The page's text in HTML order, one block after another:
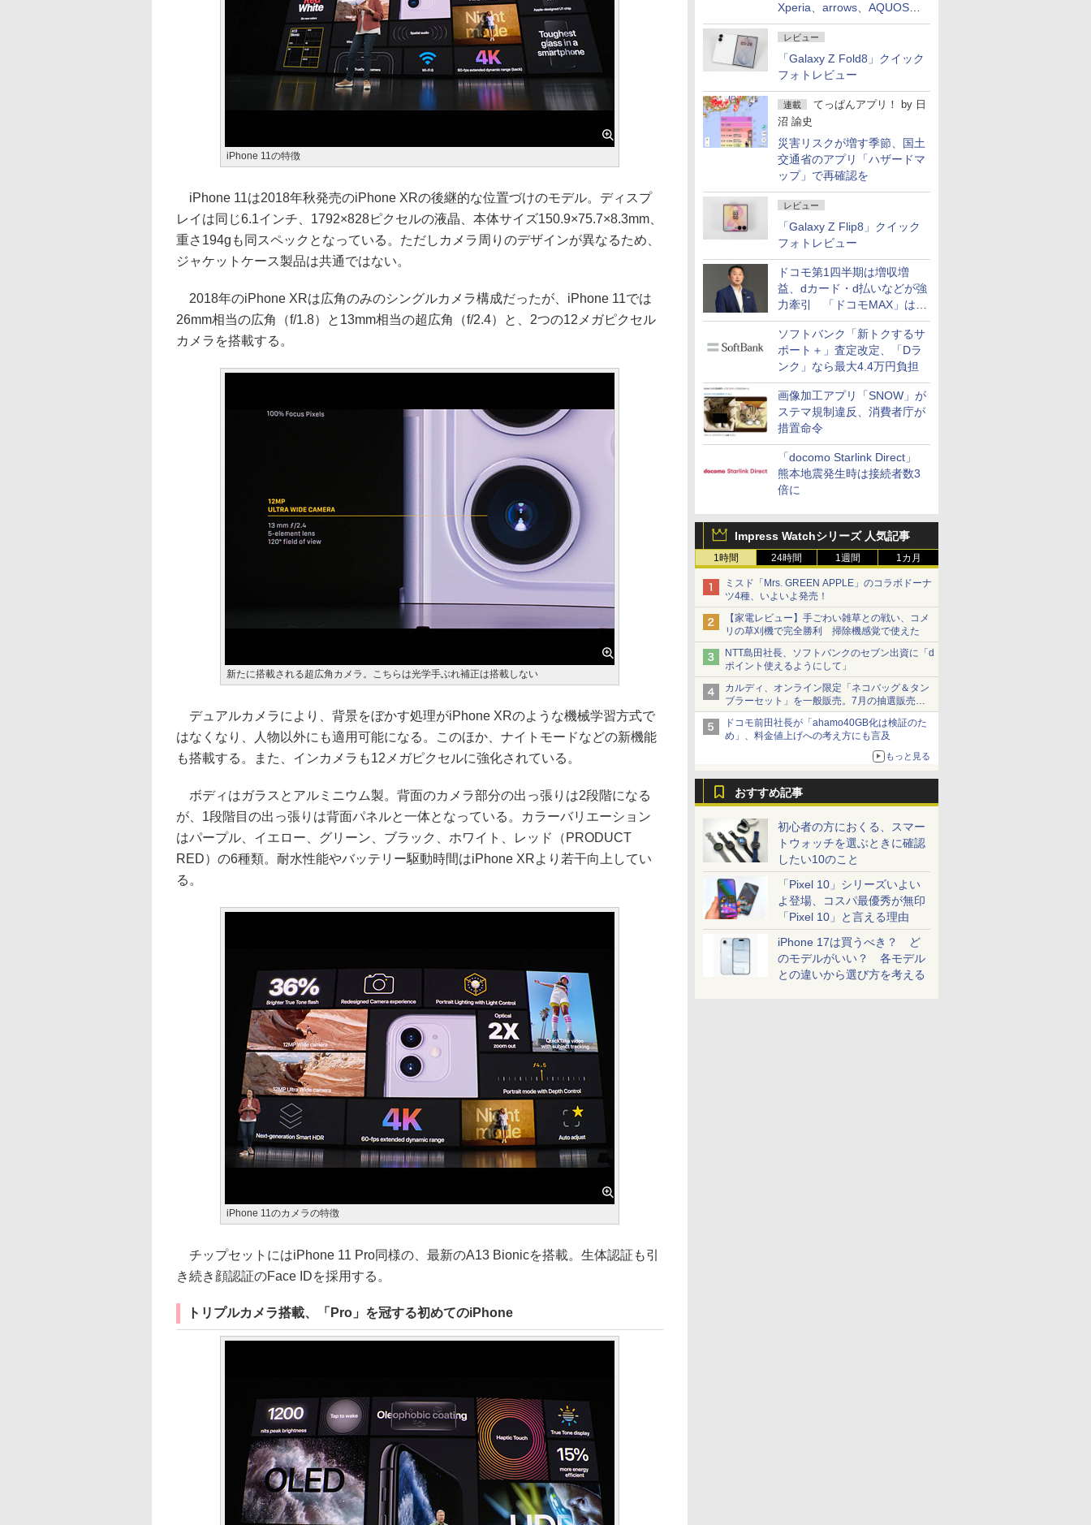
Xperia、arrows、AQUOSな
ど注目機種の特徴は
レビュー
「Galaxy Z Fold8」クイック
フォトレビュー
連載 てっぱんアプリ！ by 日
沼 諭史
災害リスクが増す季節、国土
交通省のアプリ「ハザードマ
ップ」で再確認を
レビュー
「Galaxy Z Flip8」クイック
フォトレビュー
ドコモ第1四半期は増収増
益、dカード・d払いなどが強
力牽引 「ドコモMAX」は
400万契約突破
ソフトバンク「新トクするサ
ポート＋」査定改定、「Dラ
ンク」なら最大4.4万円負担
画像加工アプリ「SNOW」が
ステマ規制違反、消費者庁が
措置命令
「docomo Starlink Direct」
熊本地震発生時は接続者数3
倍に
Impress Watchシリーズ 人気記事
1時間 24時間 1週間 1カ月
ミスド「Mrs. GREEN APPLE」のコラボドーナ
ツ4種、いよいよ発売！
【家電レビュー】手ごわい雑草との戦い、コメ
リの草刈機で完全勝利 掃除機感覚で使えた
NTT島田社長、ソフトバンクのセブン出資に「d
ポイント使えるようにして」
カルディ、オンライン限定「ネコバッグ＆タン
ブラーセット」を一般販売。7月の抽選販売の
当選無効分
ドコモ前田社長が「ahamo40GB化は検証のた
め」、料金値上げへの考え方にも言及
もっと見る
おすすめ記事
初心者の方におくる、スマー
トウォッチを選ぶときに確認
したい10のこと
「Pixel 10」シリーズいよい
よ登場、コスパ最優秀が無印
「Pixel 10」と言える理由
iPhone 17は買うべき？ ど
のモデルがいい？ 各モデル
との違いから選び方を考える
iPhone 11の特徴
iPhone 11は2018年秋発売のiPhone XRの後継的な位置づけのモデル。ディスプ
レイは同じ6.1インチ、1792×828ピクセルの液晶、本体サイズ150.9×75.7×8.3mm、
重さ194gも同スペックとなっている。ただしカメラ周りのデザインが異なるため、
ジャケットケース製品は共通ではない。
2018年のiPhone XRは広角のみのシングルカメラ構成だったが、iPhone 11では
26mm相当の広角（f/1.8）と13mm相当の超広角（f/2.4）と、2つの12メガピクセル
カメラを搭載する。
新たに搭載される超広角カメラ。こちらは光学手ぶれ補正は搭載しない
デュアルカメラにより、背景をぼかす処理がiPhone XRのような機械学習方式で
はなくなり、人物以外にも適用可能になる。このほか、ナイトモードなどの新機能
も搭載する。また、インカメラも12メガピクセルに強化されている。
ボディはガラスとアルミニウム製。背面のカメラ部分の出っ張りは2段階になる
が、1段階目の出っ張りは背面パネルと一体となっている。カラーバリエーション
はパープル、イエロー、グリーン、ブラック、ホワイト、レッド（PRODUCT
RED）の6種類。耐水性能やバッテリー駆動時間はiPhone XRより若干向上してい
る。
iPhone 11のカメラの特徴
チップセットにはiPhone 11 Pro同様の、最新のA13 Bionicを搭載。生体認証も引
き続き顔認証のFace IDを採用する。
トリプルカメラ搭載、「Pro」を冠する初めてのiPhone